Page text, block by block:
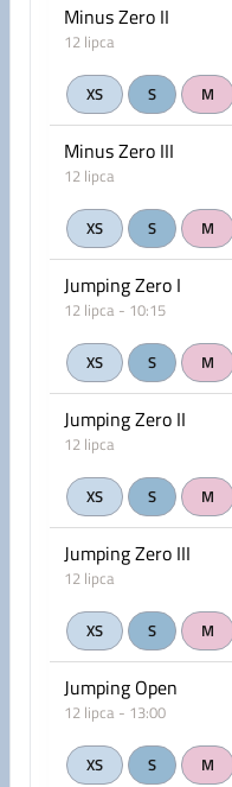
Minus Zero II
12 lipca
XS S M
Minus Zero III
12 lipca
XS S M
Jumping Zero I
12 lipca - 10:15
XS S M
Jumping Zero II
12 lipca
XS S M
Jumping Zero III
12 lipca
XS S M
Jumping Open
12 lipca - 13:00
XS S M